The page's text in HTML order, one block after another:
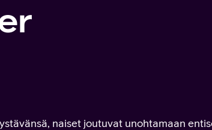
naiset joutuvat unohtamaan